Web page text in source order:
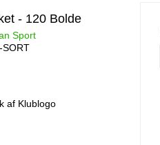
- 120 Bolde
Sport
SORT
af Klublogo